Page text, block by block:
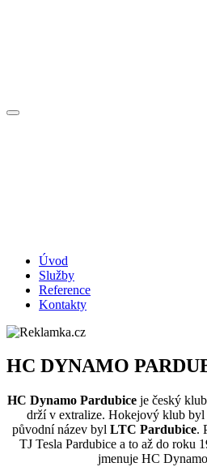
Úvod
Služby
Reference
Kontakty
HC DYNAMO
HC Dynamo Pardubice je český
drží v extralize. Hokejový klub byl
původní název byl LTC Pardubice.
TJ Tesla Pardubice a to až do roku
jmenuje HC